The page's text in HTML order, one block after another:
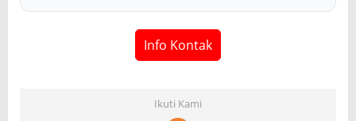
Info Kontak
Ikuti Kami